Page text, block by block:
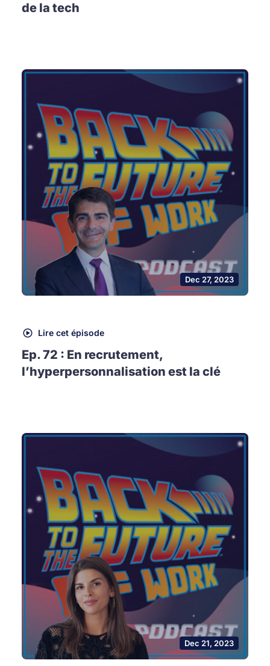
de la tech
Dec 27, 2023
Lire cet épisode
Ep. 72 : En recrutement,
l’hyperpersonnalisation est la clé
Dec 21, 2023